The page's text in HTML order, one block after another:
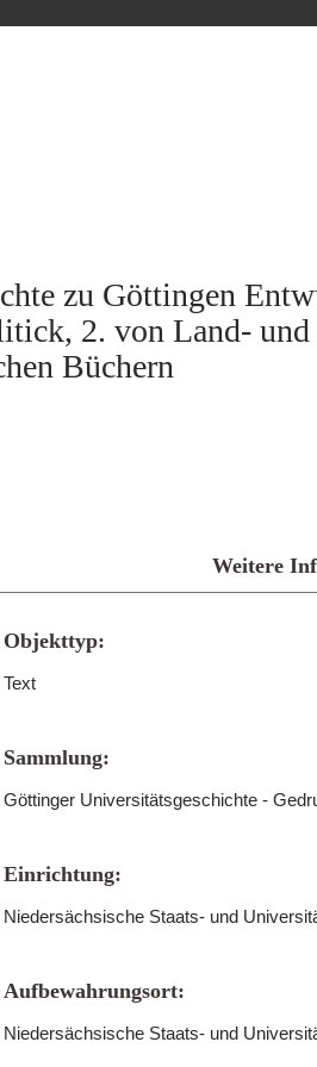
zu Göttingen
2. von Land- und
Büchern
Weitere
Objekttyp:
Text
Sammlung:
Göttinger Universitätsgeschichte -
Einrichtung:
Niedersächsische Staats- und
Aufbewahrungsort:
Niedersächsische Staats- und